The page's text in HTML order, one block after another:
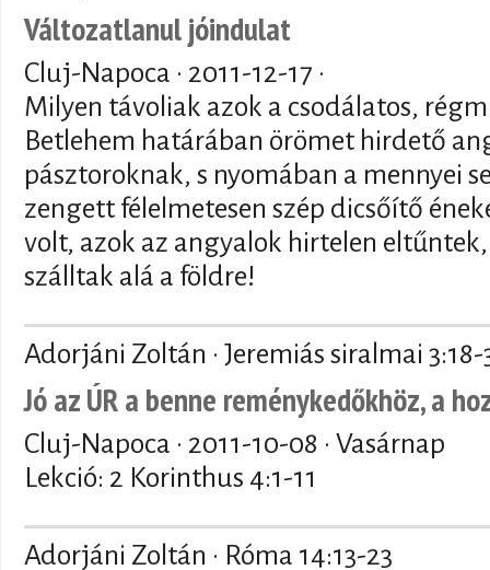
Változatlanul jóindulat
Cluj-Napoca · 2011-12-17 ·
Milyen távoliak azok a csodálatos,
Betlehem határában örömet hirdető
pásztoroknak, s nyomában a mennyei
zengett félelmetesen szép dicsőítő
volt, azok az angyalok hirtelen
szálltak alá a földre!
Adorjáni Zoltán · Jeremiás siralmai 3:18-
Jó az ÚR a benne reménykedőkhöz, a
Cluj-Napoca · 2011-10-08 · Vasárnap
Lekció: 2 Korinthus 4:1-11
Adorjáni Zoltán · Róma 14:13-23